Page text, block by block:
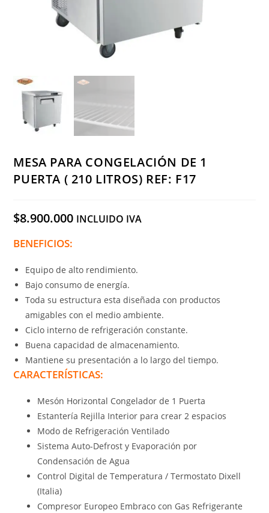
MESA PARA CONGELACIÓN DE 1
PUERTA ( 210 LITROS) REF: F17
$8.900.000 INCLUIDO IVA
BENEFICIOS:
Equipo de alto rendimiento.
Bajo consumo de energía.
Toda su estructura esta diseñada con productos
amigables con el medio ambiente.
Ciclo interno de refrigeración constante.
Buena capacidad de almacenamiento.
Mantiene su presentación a lo largo del tiempo.
CARACTERÍSTICAS:
Mesón Horizontal Congelador de 1 Puerta
Estantería Rejilla Interior para crear 2 espacios
Modo de Refrigeración Ventilado
Sistema Auto-Defrost y Evaporación por
Condensación de Agua
Control Digital de Temperatura / Termostato Dixell
(Italia)
Compresor Europeo Embraco con Gas Refrigerante